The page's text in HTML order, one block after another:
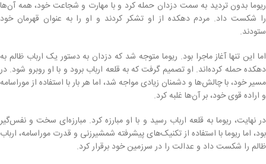
ریوما بدون تردید به سمت دزدان حمله کرد و با مهارت و شجاعت خود، همه آن‌ها
را شکست داد. مردم دهکده از او تشکر کردند و او را به عنوان قهرمان خود
ستودند.
اما این تنها آغاز ماجرا بود. ریوما متوجه شد که دزدان به دستور یک ارباب ظالم به
دهکده حمله کرده‌اند. او تصمیم گرفت که به قلعه ارباب برود و با او روبرو شود. در
مسیر خود، با چالش‌ها و دشمنان زیادی مواجه شد، اما هر بار با استفاده از موراسامه
و اراده قوی خود، بر آن‌ها غلبه کرد.
در نهایت، ریوما به قلعه ارباب رسید و با او مبارزه کرد. مبارزه‌ای سخت و نفس‌گیر
بود، اما ریوما با استفاده از تکنیک‌های پیشرفته شمشیرزنی و قدرت موراسامه، ارباب
ظالم را شکست داد و عدالت را در سرزمین خود برقرار کرد.